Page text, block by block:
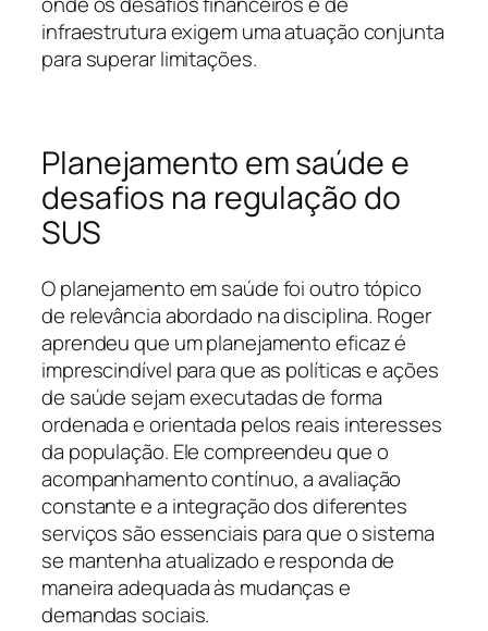
infraestrutura exigem uma atuação conjunta
para superar limitações.
Planejamento em saúde e
desafios na regulação do
SUS
O planejamento em saúde foi outro tópico
de relevância abordado na disciplina. Roger
aprendeu que um planejamento eficaz é
imprescindível para que as políticas e ações
de saúde sejam executadas de forma
ordenada e orientada pelos reais interesses
da população. Ele compreendeu que o
acompanhamento contínuo, a avaliação
constante e a integração dos diferentes
serviços são essenciais para que o sistema
se mantenha atualizado e responda de
maneira adequada às mudanças e
demandas sociais.